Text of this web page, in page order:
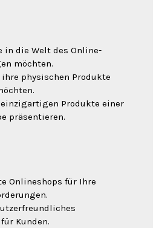
in die Welt des Online-
möchten.
physischen Produkte
Produkte einer
präsentieren.
Onlineshops für Ihre
Kunden.